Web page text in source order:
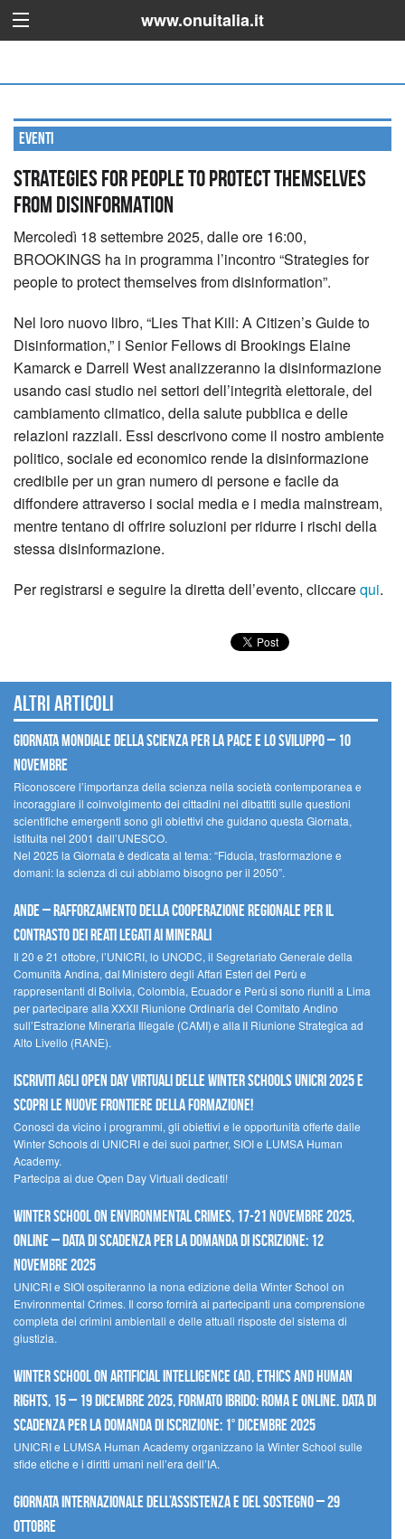
www.onuitalia.it
Eventi
Strategies for people to protect themselves
from disinformation
Mercoledì 18 settembre 2025, dalle ore 16:00,
BROOKINGS ha in programma l’incontro “Strategies for
people to protect themselves from disinformation”.
Nel loro nuovo libro, “Lies That Kill: A Citizen’s Guide to
Disinformation,” i Senior Fellows di Brookings Elaine
Kamarck e Darrell West analizzeranno la disinformazione
usando casi studio nei settori dell’integrità elettorale, del
cambiamento climatico, della salute pubblica e delle
relazioni razziali. Essi descrivono come il nostro ambiente
politico, sociale ed economico rende la disinformazione
credibile per un gran numero di persone e facile da
diffondere attraverso i social media e i media mainstream,
mentre tentano di offrire soluzioni per ridurre i rischi della
stessa disinformazione.
Per registrarsi e seguire la diretta dell’evento, cliccarequi.
Altri articoli
Giornata mondiale della scienza per la pace e lo sviluppo – 10
novembre
Riconoscere l’importanza della scienza nella società contemporanea e
incoraggiare il coinvolgimento dei cittadini nei dibattiti sulle questioni
scientifiche emergenti sono gli obiettivi che guidano questa Giornata,
istituita nel 2001 dall’UNESCO.
Nel 2025 la Giornata è dedicata al tema: “Fiducia, trasformazione e
domani: la scienza di cui abbiamo bisogno per il 2050”.
Ande – Rafforzamento della cooperazione regionale per il
contrasto dei reati legati ai minerali
Il 20 e 21 ottobre, l’UNICRI, lo UNODC, il Segretariato Generale della
Comunità Andina, dal Ministero degli Affari Esteri del Perù e
rappresentanti di Bolivia, Colombia, Ecuador e Perù si sono riuniti a Lima
per partecipare alla XXXII Riunione Ordinaria del Comitato Andino
sull’Estrazione Mineraria Illegale (CAMI) e alla II Riunione Strategica ad
Alto Livello (RANE).
Iscriviti agli Open Day Virtuali delle Winter Schools UNICRI 2025 e
scopri le nuove frontiere della formazione!
Conosci da vicino i programmi, gli obiettivi e le opportunità offerte dalle
Winter Schools di UNICRI e dei suoi partner, SIOI e LUMSA Human
Academy.
Partecipa ai due Open Day Virtuali dedicati!
Winter School on Environmental Crimes, 17-21 novembre 2025,
Online – Data di scadenza per la domanda di iscrizione: 12
novembre 2025
UNICRI e SIOI ospiteranno la nona edizione della Winter School on
Environmental Crimes. Il corso fornirà ai partecipanti una comprensione
completa dei crimini ambientali e delle attuali risposte del sistema di
giustizia.
Winter School on Artificial Intelligence (AI), Ethics and Human
Rights, 15 – 19 dicembre 2025, Formato Ibrido: Roma e online. Data di
scadenza per la domanda di iscrizione: 1° dicembre 2025
UNICRI e LUMSA Human Academy organizzano la Winter School sulle
sfide etiche e i diritti umani nell’era dell’IA.
Giornata internazionale dell’assistenza e del sostegno – 29
ottobre